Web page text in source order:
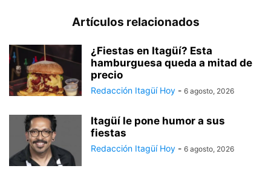
Artículos relacionados
¿Fiestas en Itagüí? Esta
hamburguesa queda a mitad de
precio
Redacción Itagüí Hoy - 6 agosto, 2026
Itagüí le pone humor a sus
fiestas
Redacción Itagüí Hoy - 6 agosto, 2026